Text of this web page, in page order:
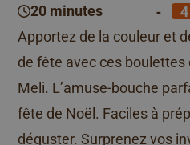
20 minutes -
Apportez de la couleur et
de fête avec ces
Meli. L’amuse-bouche
fête de Noël. Faciles à
déguster. Surprenez vos